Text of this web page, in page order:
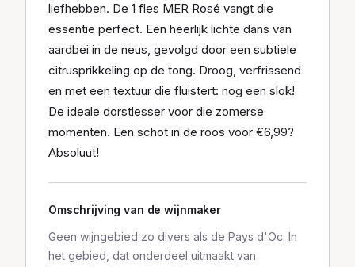
liefhebben. De 1 fles MER Rosé vangt die
essentie perfect. Een heerlijk lichte dans van
aardbei in de neus, gevolgd door een subtiele
citrusprikkeling op de tong. Droog, verfrissend
en met een textuur die fluistert: nog een slok!
De ideale dorstlesser voor die zomerse
momenten. Een schot in de roos voor €6,99?
Absoluut!
Omschrijving van de wijnmaker
Geen wijngebied zo divers als de Pays d'Oc. In
het gebied, dat onderdeel uitmaakt van